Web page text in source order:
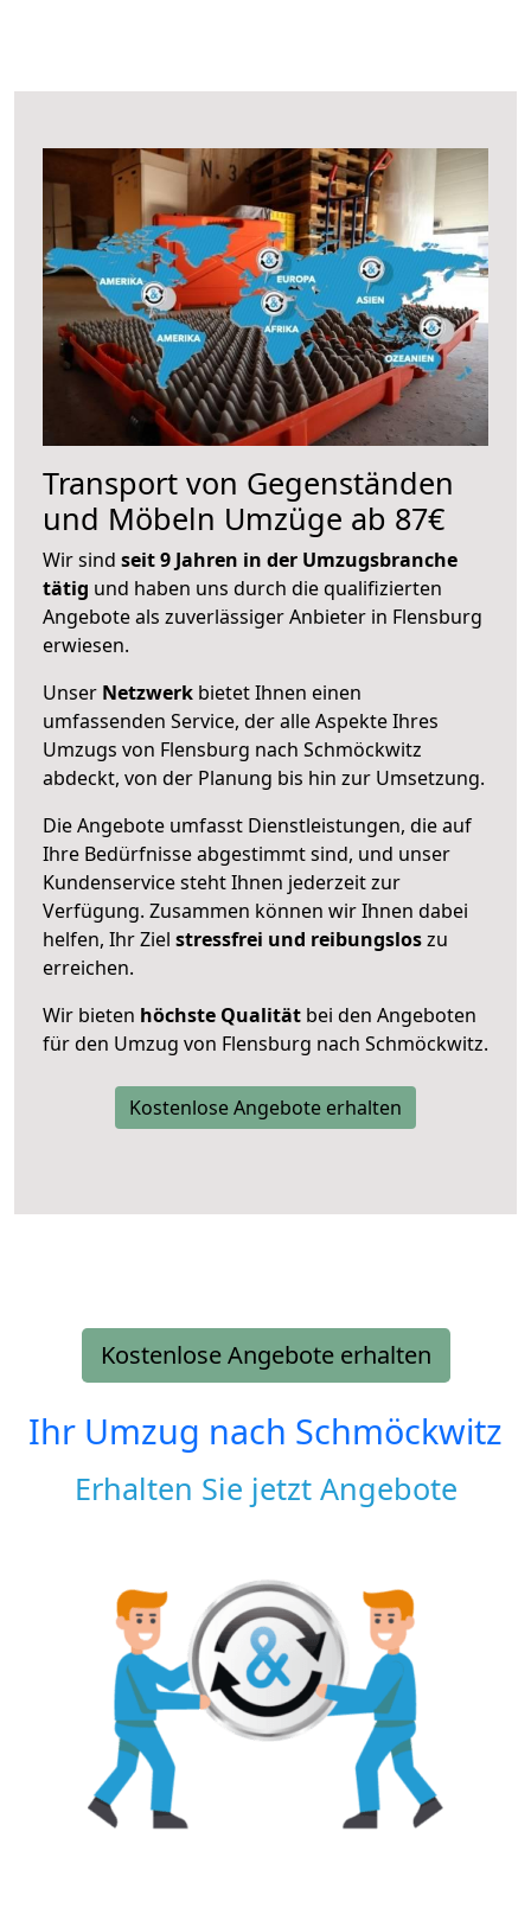
Transport von Gegenständen
und Möbeln Umzüge ab 87€
Wir sind seit 9 Jahren in der Umzugsbranche
tätig und haben uns durch die qualifizierten
Angebote als zuverlässiger Anbieter in Flensburg
erwiesen.
Unser Netzwerk bietet Ihnen einen
umfassenden Service, der alle Aspekte Ihres
Umzugs von Flensburg nach Schmöckwitz
abdeckt, von der Planung bis hin zur Umsetzung.
Die Angebote umfasst Dienstleistungen, die auf
Ihre Bedürfnisse abgestimmt sind, und unser
Kundenservice steht Ihnen jederzeit zur
Verfügung. Zusammen können wir Ihnen dabei
helfen, Ihr Ziel stressfrei und reibungsloszu
erreichen.
Wir bieten höchste Qualität bei den Angeboten
für den Umzug von Flensburg nach Schmöckwitz.
Kostenlose Angebote erhalten
Kostenlose Angebote erhalten
Ihr Umzug nach Schmöckwitz
Erhalten Sie jetzt Angebote